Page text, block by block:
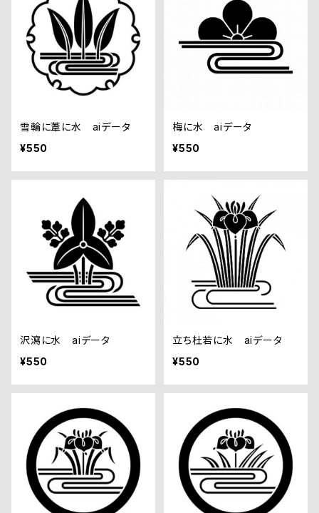
雪輪に葦に水 aiデータ
¥550
梅に水 aiデータ
¥550
沢瀉に水 aiデータ
¥550
立ち杜若に水 aiデータ
¥550